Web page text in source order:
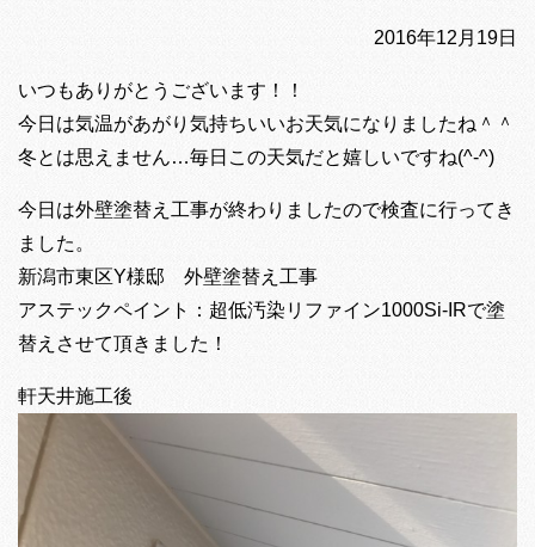
2016年12月19日
いつもありがとうございます！！
今日は気温があがり気持ちいいお天気になりましたね＾＾
冬とは思えません…毎日この天気だと嬉しいですね(^-^)
今日は外壁塗替え工事が終わりましたので検査に行ってき
ました。
新潟市東区Y様邸 外壁塗替え工事
アステックペイント：超低汚染リファイン1000Si-IRで塗
替えさせて頂きました！
軒天井施工後